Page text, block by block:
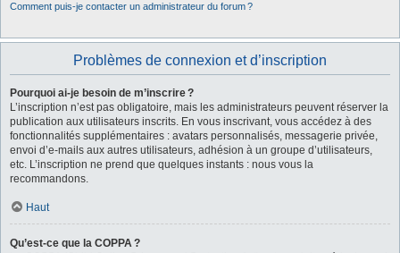
Comment puis-je contacter un administrateur du forum ?
Problèmes de connexion et d’inscription
Pourquoi ai-je besoin de m’inscrire ?
L’inscription n’est pas obligatoire, mais les administrateurs peuvent réserver la
publication aux utilisateurs inscrits. En vous inscrivant, vous accédez à des
fonctionnalités supplémentaires : avatars personnalisés, messagerie privée,
envoi d’e-mails aux autres utilisateurs, adhésion à un groupe d’utilisateurs,
etc. L’inscription ne prend que quelques instants : nous vous la
recommandons.
Haut
Qu’est-ce que la COPPA ?